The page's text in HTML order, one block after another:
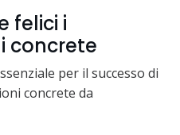
felici i
concrete
per il successo di
concrete da